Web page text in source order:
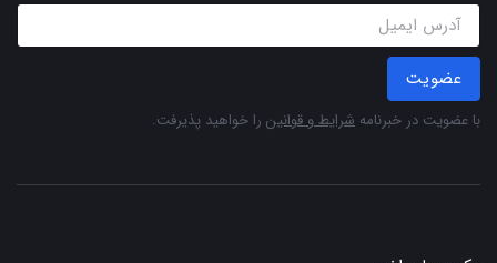
عضویت
با عضویت در خبرنامه شرایط و قوانین را خواهید پذیرفت.